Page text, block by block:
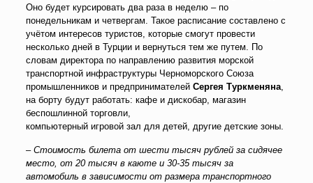
Оно будет курсировать два раза в неделю – по
понедельникам и четвергам. Такое расписание составлено с
учётом интересов туристов, которые смогут провести
несколько дней в Турции и вернуться тем же путем. По
словам директора по направлению развития морской
транспортной инфраструктуры Черноморского Союза
промышленников и предпринимателей Сергея Туркменяна,
на борту будут работать: кафе и дискобар, магазин
беспошлинной торговли,
компьютерный игровой зал для детей, другие детские зоны.
– Стоимость билета от шести тысяч рублей за сидячее
место, от 20 тысяч в каюте и 30-35 тысяч за
автомобиль в зависимости от размера транспортного